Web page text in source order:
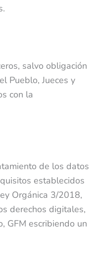
salvo obligación
Pueblo, Jueces y
con la
de los datos
establecidos
Orgánica 3/2018,
derechos digitales,
GFM escribiendo un